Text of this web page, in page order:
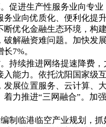
促进生产性服务业向专业
业向优质化、便利化提
断优化金融生态环境，构
解融资难问题。加快发
7%。
持续推进网络提速降费，
能力。依托沈阳国家级
发展位置服务、云计算、
力推进“三网融合”。加
制临港临空产业规划，抓